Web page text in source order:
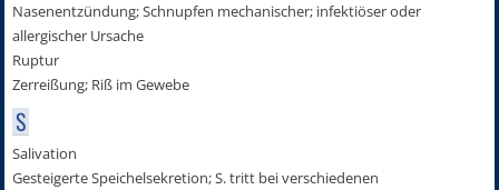
Nasenentzündung; Schnupfen mechanischer; infektiöser oder
allergischer Ursache
Ruptur
Zerreißung; Riß im Gewebe
S
Salivation
Gesteigerte Speichelsekretion; S. tritt bei verschiedenen